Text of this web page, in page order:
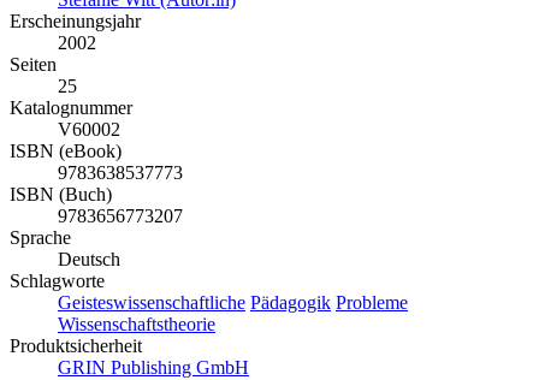
Erscheinungsjahr
2002
Seiten
25
Katalognummer
V60002
ISBN (eBook)
9783638537773
ISBN (Buch)
9783656773207
Sprache
Deutsch
Schlagworte
Geisteswissenschaftliche Pädagogik Probleme
Wissenschaftstheorie
Produktsicherheit
GRIN Publishing GmbH